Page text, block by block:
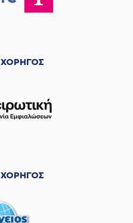
ΧΟΡΗΓΟΣ
ΧΟΡΗΓΟΣ